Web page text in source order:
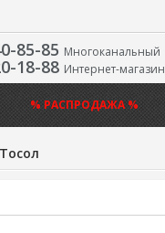
85-85 Многоканальный
18-88 Интернет-магазин
% РАСПРОДАЖА %
Тосол